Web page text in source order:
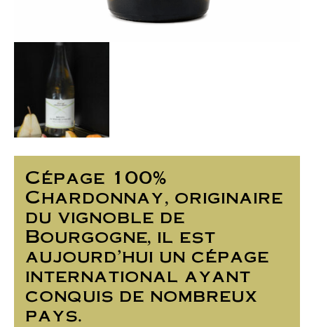
Cépage 100%
Chardonnay, originaire
du vignoble de
Bourgogne, il est
aujourd’hui un cépage
international ayant
conquis de nombreux
pays.